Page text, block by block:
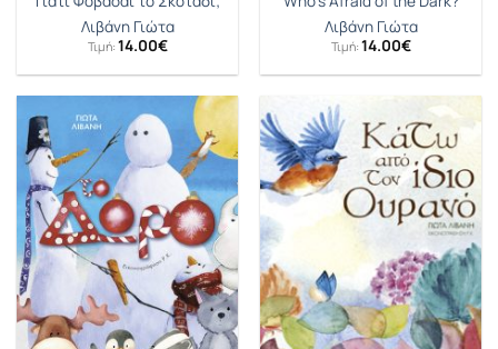
Λιβάνη Γιώτα
Τιμή: 14.00€
Λιβάνη Γιώτα
Τιμή: 14.00€